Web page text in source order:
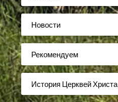
Новости
Рекомендуем
История Церквей Христа